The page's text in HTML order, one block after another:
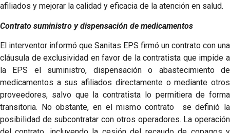
afiliados y mejorar la calidad y eficacia de la atención en salud.
Contrato suministro y dispensación de medicamentos
El interventor informó que Sanitas EPS firmó un contrato con una
cláusula de exclusividad en favor de la contratista que impide a
la EPS el suministro, dispensación o abastecimiento de
medicamentos a sus afiliados directamente o mediante otros
proveedores, salvo que la contratista lo permitiera de forma
transitoria. No obstante, en el mismo contrato se definió la
posibilidad de subcontratar con otros operadores. La operación